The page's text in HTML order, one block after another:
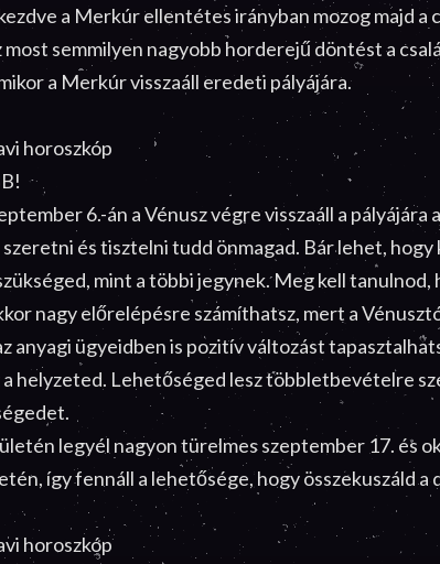
a Merkúr ellentétes irányban mozog majd a
most semmilyen nagyobb horderejű döntést a
a Merkúr visszaáll eredeti pályájára.
horoszkóp
6.-án a Vénusz végre visszaáll a
és tisztelni tudd önmagad. Bár lehet,
mint a többi jegynek. Meg kell
nagy előrelépésre számíthatsz, mert a
anyagi ügyeidben is pozitív változást
helyzeted. Lehetőséged lesz többletbevételre
legyél nagyon türelmes szeptember 17. és
így fennáll a lehetősége, hogy összekuszáld
horoszkóp